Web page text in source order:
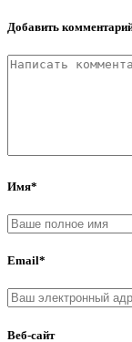
Добавить
Имя*
Email*
Веб-сайт